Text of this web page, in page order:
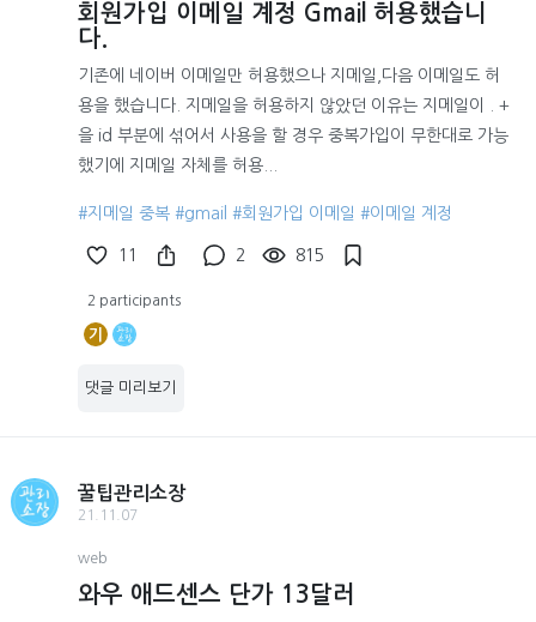
회원가입 이메일 계정 Gmail 허용했습니
다.
기존에 네이버 이메일만 허용했으나 지메일,다음 이메일도 허
용을 했습니다. 지메일을 허용하지 않았던 이유는 지메일이 . +
을 id 부분에 섞어서 사용을 할 경우 중복가입이 무한대로 가능
했기에 지메일 자체를 허용...
#지메일 중복 #gmail #회원가입 이메일 #이메일 계정
11 2 815
2 participants
기
댓글 미리보기
꿀팁관리소장
21.11.07
web
와우 애드센스 단가 13달러